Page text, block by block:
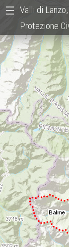
Valli di
Protezione